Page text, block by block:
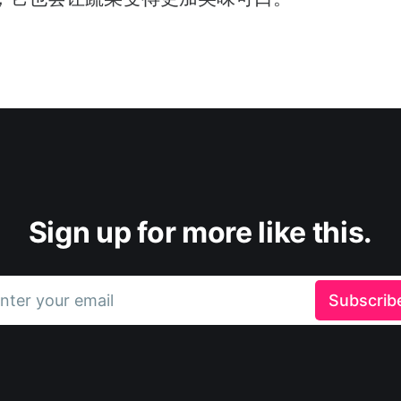
Sign up for more like this.
your email